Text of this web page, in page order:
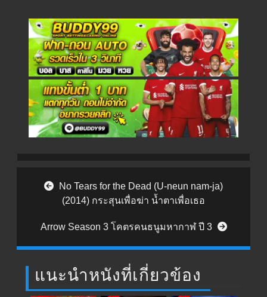
Post navigation
No Tears for the Dead (U-neun nam-ja)
(2014) กระสุนเพื่อฆ่า น้ำตาเพื่อเธอ
Arrow Season 3 โคตรคนธนูมหากาฬ ปี 3
แนะนำหนังที่เกี่ยวข้อง